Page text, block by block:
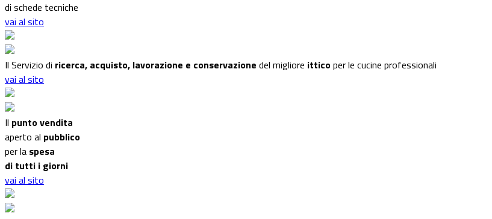
di schede tecniche
vai al sito
Il Servizio di ricerca, acquisto, lavorazione e conservazione del migliore itticoper le cucine professionali
vai al sito
Il punto vendita
aperto al pubblico
per la spesa
di tutti i giorni
vai al sito